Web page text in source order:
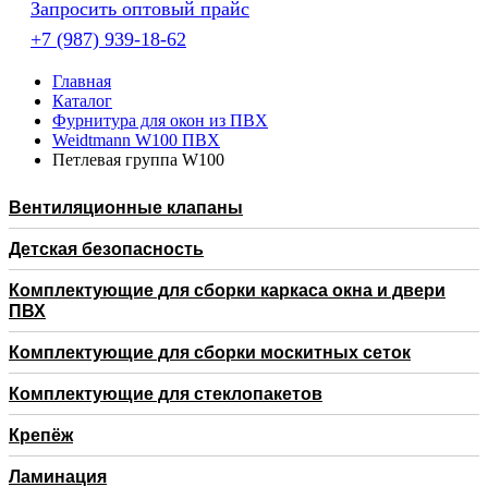
Запросить оптовый прайс
+7 (987) 939-18-62
Главная
Каталог
Фурнитура для окон из ПВХ
Weidtmann W100 ПВХ
Петлевая группа W100
Вентиляционные клапаны
Детская безопасность
Комплектующие для сборки каркаса окна и двери
ПВХ
Комплектующие для сборки москитных сеток
Комплектующие для стеклопакетов
Крепёж
Ламинация